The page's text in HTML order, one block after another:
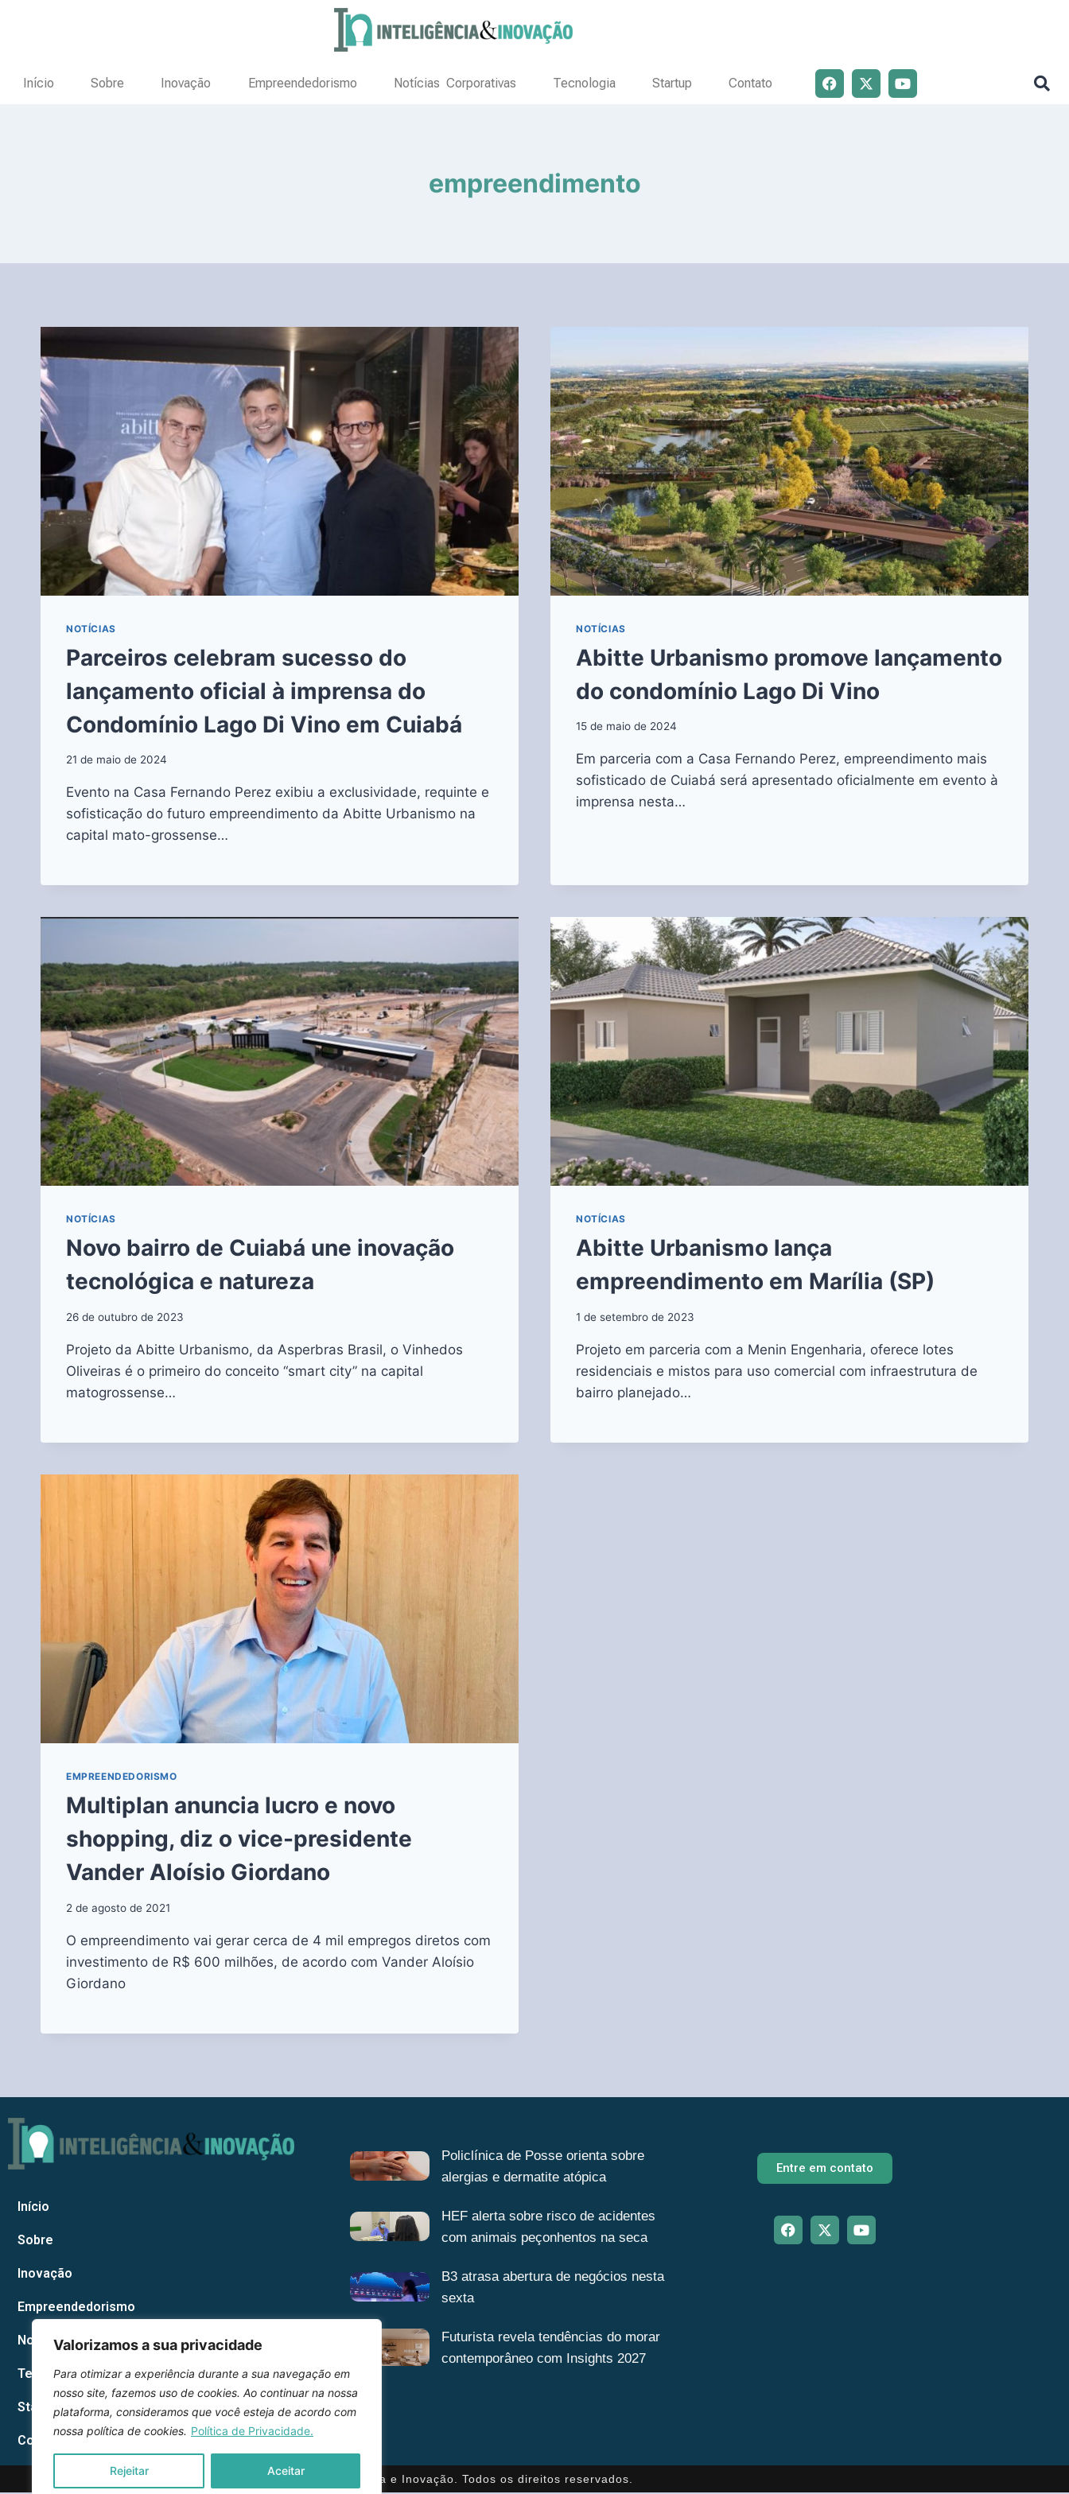
Valorizamos a sua privacidade
Para otimizar a experiência durante a sua navegação em
nosso site, fazemos uso de cookies. Ao continuar na nossa
plataforma, consideramos que você esteja de acordo com
nossa política de cookies. Política de Privacidade.
Rejeitar Aceitar
Início Sobre Inovação Empreendedorismo Notícias Corporativas Tecnologia Startup Contato
empreendimento
NOTÍCIAS
Parceiros celebram sucesso do
lançamento oficial à imprensa do
Condomínio Lago Di Vino em Cuiabá
21 de maio de 2024
Evento na Casa Fernando Perez exibiu a exclusividade, requinte e
sofisticação do futuro empreendimento da Abitte Urbanismo na
capital mato-grossense…
NOTÍCIAS
Abitte Urbanismo promove lançamento
do condomínio Lago Di Vino
15 de maio de 2024
Em parceria com a Casa Fernando Perez, empreendimento mais
sofisticado de Cuiabá será apresentado oficialmente em evento à
imprensa nesta…
NOTÍCIAS
Novo bairro de Cuiabá une inovação
tecnológica e natureza
26 de outubro de 2023
Projeto da Abitte Urbanismo, da Asperbras Brasil, o Vinhedos
Oliveiras é o primeiro do conceito “smart city” na capital
matogrossense…
NOTÍCIAS
Abitte Urbanismo lança
empreendimento em Marília (SP)
1 de setembro de 2023
Projeto em parceria com a Menin Engenharia, oferece lotes
residenciais e mistos para uso comercial com infraestrutura de
bairro planejado…
EMPREENDEDORISMO
Multiplan anuncia lucro e novo
shopping, diz o vice-presidente
Vander Aloísio Giordano
2 de agosto de 2021
O empreendimento vai gerar cerca de 4 mil empregos diretos com
investimento de R$ 600 milhões, de acordo com Vander Aloísio
Giordano
Início
Sobre
Inovação
Empreendedorismo
Notícias Corporativas
Tecnologia
Startup
Contato
Policlínica de Posse orienta sobre
alergias e dermatite atópica
HEF alerta sobre risco de acidentes
com animais peçonhentos na seca
B3 atrasa abertura de negócios nesta
sexta
Futurista revela tendências do morar
contemporâneo com Insights 2027
Entre em contato
2026 © Inteligência e Inovação. Todos os direitos reservados.